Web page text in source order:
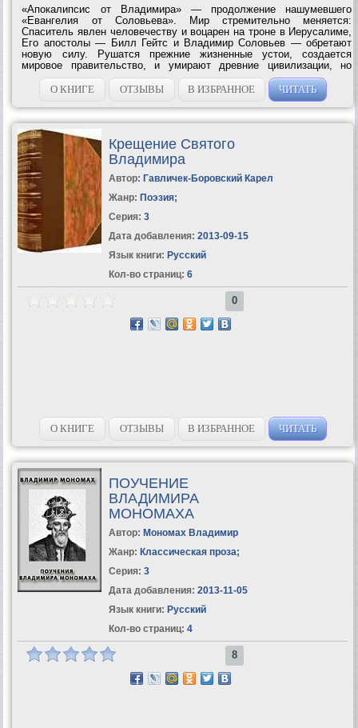
«Апокалипсис от Владимира» — продолжение нашумевшего
«Евангелия от Соловьева». Мир стремительно меняется:
Спаситель явлен человечеству и воцарен на троне в Иерусалиме,
Его апостолы — Билл Гейтс и Владимир Соловьев — обретают
новую силу. Рушатся прежние жизненные устои, создается
мировое правительство, и умирают древние цивилизации, но
вопрос Еноха главному герою: «Смотри, кому служишь?» —
становится все более и более зловещим. ...
О КНИГЕ ОТЗЫВЫ В ИЗБРАННОЕ ЧИТАТЬ
Крещение Святого
Владимира
Автор: Гавличек-Боровский Карел
Жанр: Поэзия;
Серия: 3
Дата добавления: 2013-09-15
Язык книги: Русский
Кол-во страниц: 6
0
О КНИГЕ ОТЗЫВЫ В ИЗБРАННОЕ ЧИТАТЬ
ПОУЧЕНИЕ
ВЛАДИМИРА
МОНОМАХА
Автор: Мономах Владимир
Жанр: Классическая проза;
Серия: 3
Дата добавления: 2013-11-05
Язык книги: Русский
Кол-во страниц: 4
8